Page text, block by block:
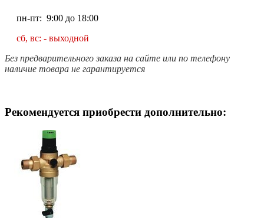
пн-пт: 9:00 до 18:00
сб, вс: - выходной
Без предварительного заказа на сайте или по телефону
наличие товара не гарантируется
Рекомендуется приобрести дополнительно: